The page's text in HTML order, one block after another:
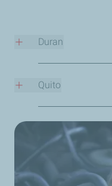
Duran
Dirección: Km 3.5
☎️
Teléfono: +593 96
Quito
Dirección: Cuenca
☎️Teléfono: +593 2